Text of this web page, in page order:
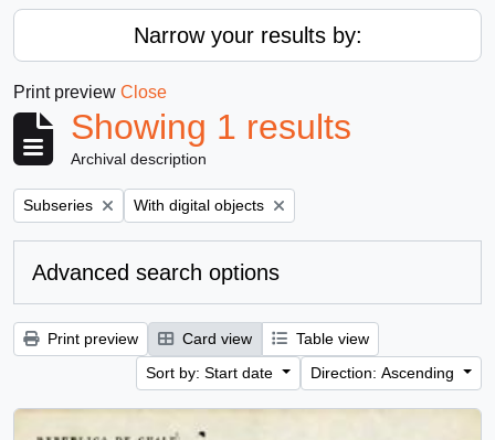
Narrow your results by:
Print preview Close
Showing 1 results
Archival description
Remove filter:
Subseries Remove filter:
With digital objects
Advanced search options
Print preview Card view
Table view
Sort by: Start date
Direction: Ascending